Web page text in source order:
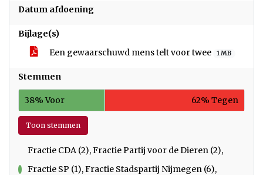
Datum afdoening
Bijlage(s)
Een gewaarschuwd mens telt voor twee
1 MB
Stemmen
38% Voor 62% Tegen
Toon stemmen
Fractie CDA (2), Fractie Partij voor de Dieren (2),
Fractie SP (1), Fractie Stadspartij Nijmegen (6),